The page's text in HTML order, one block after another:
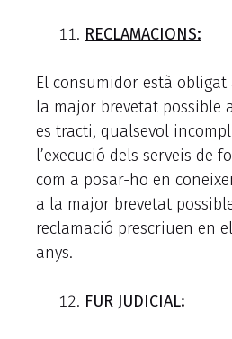
RECLAMACIONS:
El consumidor està
la major brevetat possible
es tracti, qualsevol
l’execució dels serveis de
com a posar-ho en
a la major brevetat
reclamació prescriuen en
anys.
FUR JUDICIAL: